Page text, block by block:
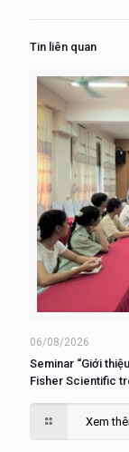
Tin liên quan
06/08/2026
Seminar “Giới
Fisher Scientific
Xem